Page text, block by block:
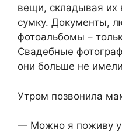
вещи, складывая
сумку. Документы,
фотоальбомы –
Свадебные
они больше не
Утром позвонила
— Можно я поживу у